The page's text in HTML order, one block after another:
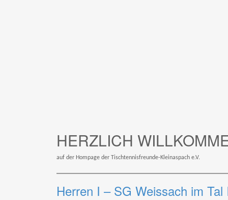
HERZLICH
auf der Hompage der Tischtennisfreunde-Kleinaspach e.V.
Herren I – SG Weissach im Tal